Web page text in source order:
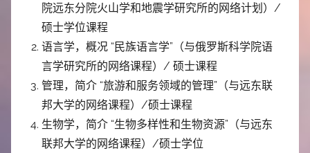
院远东分院火山学和地震学研究所的网络计划）/
硕士学位课程
语言学，概况 “民族语言学”（与俄罗斯科学院语
言学研究所的网络课程）/ 硕士课程
管理，简介 “旅游和服务领域的管理”（与远东联
邦大学的网络课程）/硕士课程
生物学，简介 “生物多样性和生物资源”（与远东
联邦大学的网络课程）/硕士学位